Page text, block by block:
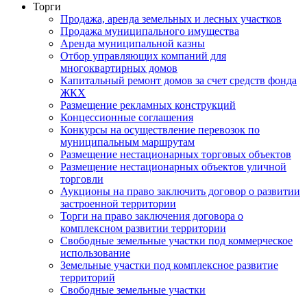
Торги
Продажа, аренда земельных и лесных участков
Продажа муниципального имущества
Аренда муниципальной казны
Отбор управляющих компаний для
многоквартирных домов
Капитальный ремонт домов за счет средств фонда
ЖКХ
Размещение рекламных конструкций
Концессионные соглашения
Конкурсы на осуществление перевозок по
муниципальным маршрутам
Размещение нестационарных торговых объектов
Размещение нестационарных объектов уличной
торговли
Аукционы на право заключить договор о развитии
застроенной территории
Торги на право заключения договора о
комплексном развитии территории
Свободные земельные участки под коммерческое
использование
Земельные участки под комплексное развитие
территорий
Свободные земельные участки